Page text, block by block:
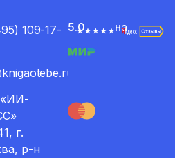
109-17-
г.
р-н
5.0 на